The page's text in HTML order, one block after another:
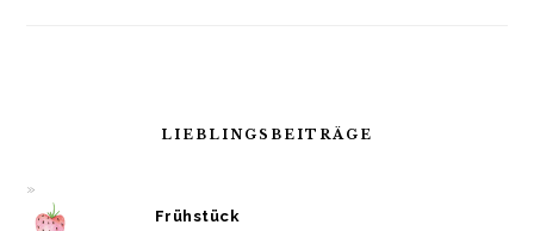
LIEBLINGSBEITRÄGE
Frühstück